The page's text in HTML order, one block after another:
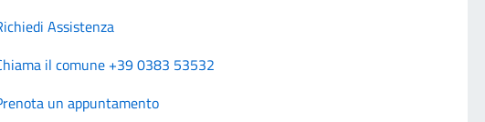
Assistenza
il comune +39 0383 53532
un appuntamento